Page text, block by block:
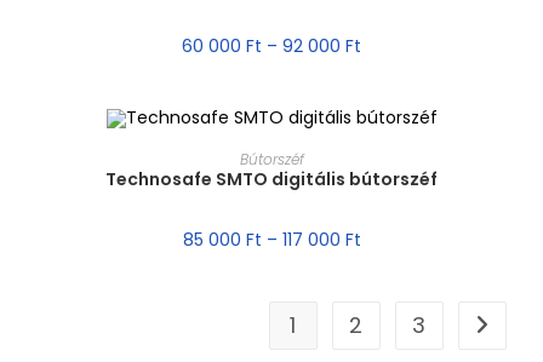
60 000 Ft – 92 000 Ft
MÉRET VÁLASZTÁSA
Bútorszéf
Technosafe SMTO digitális bútorszéf
85 000 Ft – 117 000 Ft
1 2 3